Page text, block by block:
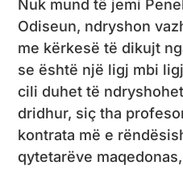
Nuk mund të jemi
Odiseun, ndryshon
me kërkesë të dikujt
se është një ligj mbi
cili duhet të
dridhur, siç tha
kontrata më e
qytetarëve